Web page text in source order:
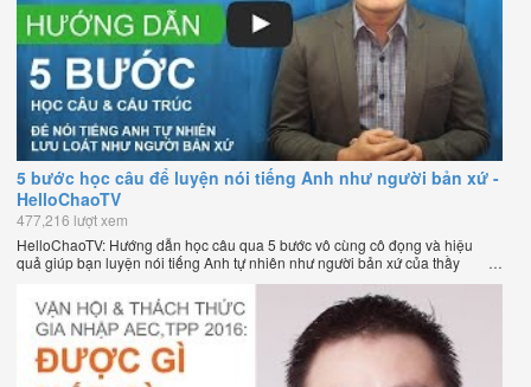
5 bước học câu để luyện nói tiếng Anh như người bản xứ -
HelloChaoTV
477,216 lượt xem
HelloChaoTV: Hướng dẫn học câu qua 5 bước vô cùng cô đọng và hiệu
quả giúp bạn luyện nói tiếng Anh tự nhiên như người bản xứ của thầy
Phạm Việt Thắng, đồng sáng lập HelloChao.vn - Chương trình dạy tiếng
Anh trực tuyến chặt chẽ nhất thế giới.